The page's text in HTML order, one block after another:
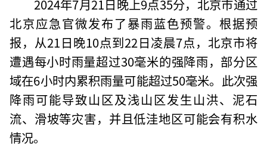
2024年7月21日晚上9点35分，北京市通过
北京应急官微发布了暴雨蓝色预警。根据预
报，从21日晚10点到22日凌晨7点，北京市将
遭遇每小时雨量超过30毫米的强降雨，部分区
域在6小时内累积雨量可能超过50毫米。此次强
降雨可能导致山区及浅山区发生山洪、泥石
流、滑坡等灾害，并且低洼地区可能会有积水
情况。